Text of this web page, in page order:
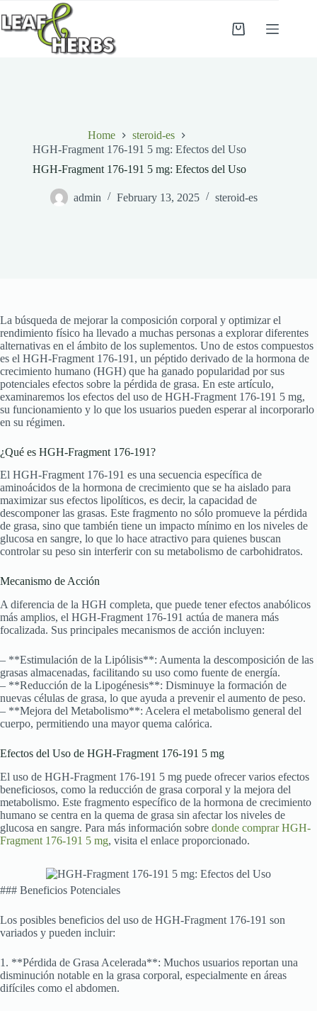
to
content
Shopping
Home
steroid-es
HGH-Fragment 176-191 5 mg: Efectos del Uso
HGH-Fragment 176-191 5 mg: Efectos del Uso
admin February 13, 2025 steroid-es
La búsqueda de mejorar la composición corporal y optimizar el
rendimiento físico ha llevado a muchas personas a explorar diferentes
alternativas en el ámbito de los suplementos. Uno de estos compuestos
es el HGH-Fragment 176-191, un péptido derivado de la hormona de
crecimiento humano (HGH) que ha ganado popularidad por sus
potenciales efectos sobre la pérdida de grasa. En este artículo,
examinaremos los efectos del uso de HGH-Fragment 176-191 5 mg,
su funcionamiento y lo que los usuarios pueden esperar al incorporarlo
en su régimen.
¿Qué es HGH-Fragment 176-191?
El HGH-Fragment 176-191 es una secuencia específica de
aminoácidos de la hormona de crecimiento que se ha aislado para
maximizar sus efectos lipolíticos, es decir, la capacidad de
descomponer las grasas. Este fragmento no sólo promueve la pérdida
de grasa, sino que también tiene un impacto mínimo en los niveles de
glucosa en sangre, lo que lo hace atractivo para quienes buscan
controlar su peso sin interferir con su metabolismo de carbohidratos.
Mecanismo de Acción
A diferencia de la HGH completa, que puede tener efectos anabólicos
más amplios, el HGH-Fragment 176-191 actúa de manera más
focalizada. Sus principales mecanismos de acción incluyen:
– **Estimulación de la Lipólisis**: Aumenta la descomposición de las
grasas almacenadas, facilitando su uso como fuente de energía.
– **Reducción de la Lipogénesis**: Disminuye la formación de
nuevas células de grasa, lo que ayuda a prevenir el aumento de peso.
– **Mejora del Metabolismo**: Acelera el metabolismo general del
cuerpo, permitiendo una mayor quema calórica.
Efectos del Uso de HGH-Fragment 176-191 5 mg
El uso de HGH-Fragment 176-191 5 mg puede ofrecer varios efectos
beneficiosos, como la reducción de grasa corporal y la mejora del
metabolismo. Este fragmento específico de la hormona de crecimiento
humano se centra en la quema de grasa sin afectar los niveles de
glucosa en sangre. Para más información sobre donde comprar HGH-
Fragment 176-191 5 mg, visita el enlace proporcionado.
### Beneficios Potenciales
Los posibles beneficios del uso de HGH-Fragment 176-191 son
variados y pueden incluir:
1. **Pérdida de Grasa Acelerada**: Muchos usuarios reportan una
disminución notable en la grasa corporal, especialmente en áreas
difíciles como el abdomen.